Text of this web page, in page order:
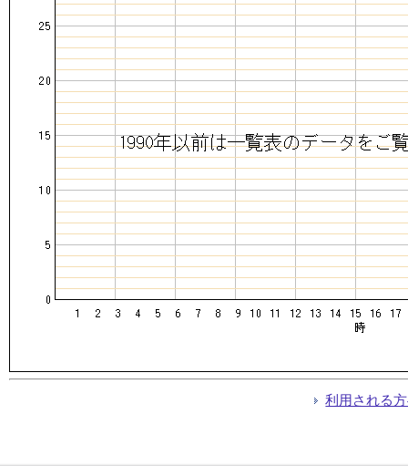
利用される